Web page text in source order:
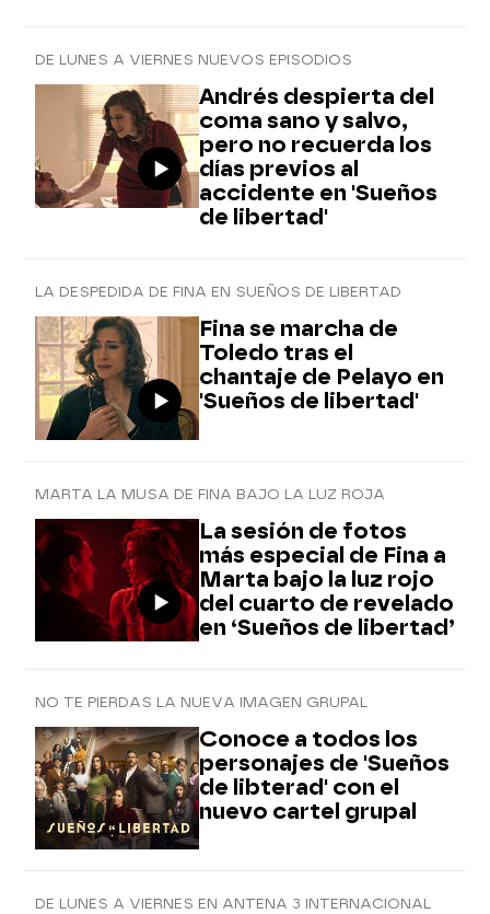
DE LUNES A VIERNES NUEVOS EPISODIOS
Andrés despierta del
coma sano y salvo,
pero no recuerda los
días previos al
accidente en 'Sueños
de libertad'
LA DESPEDIDA DE FINA EN SUEÑOS DE LIBERTAD
Fina se marcha de
Toledo tras el
chantaje de Pelayo en
'Sueños de libertad'
MARTA LA MUSA DE FINA BAJO LA LUZ ROJA
La sesión de fotos
más especial de Fina a
Marta bajo la luz rojo
del cuarto de revelado
en ‘Sueños de libertad’
NO TE PIERDAS LA NUEVA IMAGEN GRUPAL
Conoce a todos los
personajes de 'Sueños
de libterad' con el
nuevo cartel grupal
DE LUNES A VIERNES EN ANTENA 3 INTERNACIONAL